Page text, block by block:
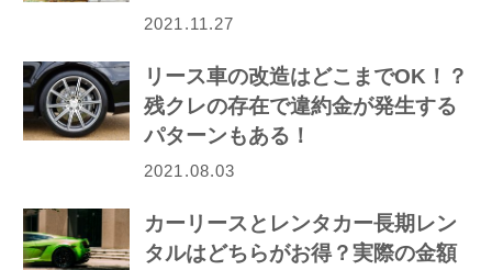
2021.11.27
リース車の改造はどこまでOK！？
残クレの存在で違約金が発生する
パターンもある！
2021.08.03
カーリースとレンタカー長期レン
タルはどちらがお得？実際の金額